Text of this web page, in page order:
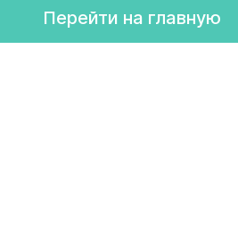
Перейти на главную